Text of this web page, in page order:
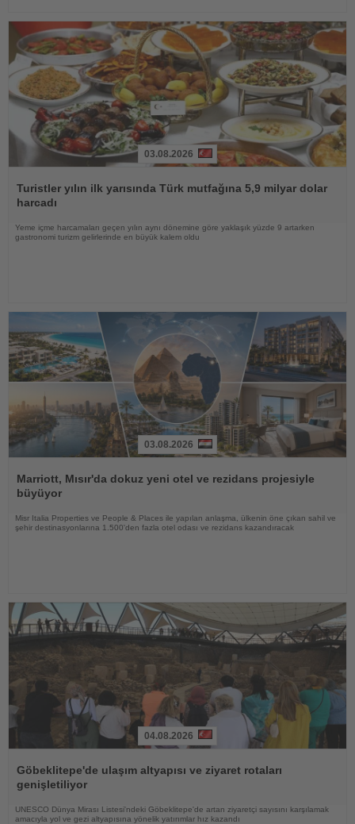
Oku
03.08.2026
Turistler yılın ilk yarısında Türk mutfağına 5,9 milyar dolar
harcadı
Yeme içme harcamaları geçen yılın aynı dönemine göre yaklaşık yüzde 9 artarken
gastronomi turizm gelirlerinde en büyük kalem oldu
Oku
03.08.2026
Marriott, Mısır'da dokuz yeni otel ve rezidans projesiyle
büyüyor
Misr Italia Properties ve People & Places ile yapılan anlaşma, ülkenin öne çıkan sahil ve
şehir destinasyonlarına 1.500'den fazla otel odası ve rezidans kazandıracak
Oku
04.08.2026
Göbeklitepe'de ulaşım altyapısı ve ziyaret rotaları
genişletiliyor
UNESCO Dünya Mirası Listesi'ndeki Göbeklitepe'de artan ziyaretçi sayısını karşılamak
amacıyla yol ve gezi altyapısına yönelik yatırımlar hız kazandı